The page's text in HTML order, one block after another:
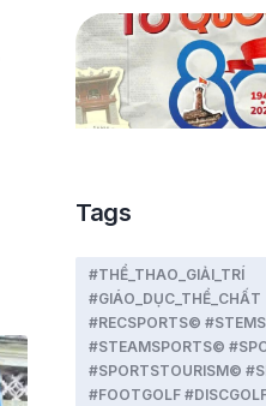
Tags
#THỂ_THAO_GIẢI_TRÍ
#GIÁO_DỤC_THỂ_CHẤT
#RECSPORTS©
#STEAMSPORTS©
#SPORTSTOURISM©
#FOOTGOLF